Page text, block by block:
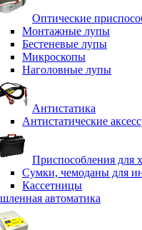
Оптические
Монтажные лупы
Бестеневые лупы
Микроскопы
Наголовные лупы
Антистатика
Антистатические
Приспособления для
Сумки, чемоданы для
Кассетницы
автоматика